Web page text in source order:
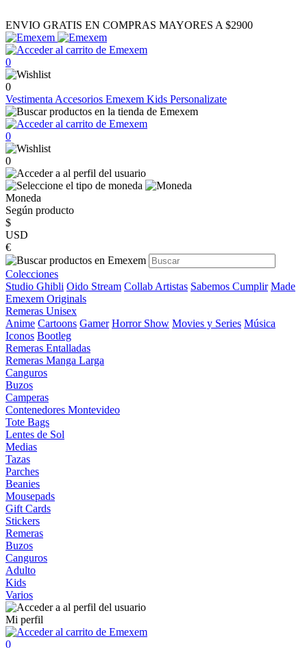
ENVIO GRATIS EN COMPRAS MAYORES A $2900
0
0
Vestimenta Accesorios Emexem Kids Personalizate
0
0
Moneda
Según producto
$
USD
€
Colecciones
Studio Ghibli Oido Stream Collab Artistas Sabemos Cumplir Made
Emexem Originals
Remeras Unisex
Anime Cartoons Gamer Horror Show Movies y Series Música
Iconos Bootleg
Remeras Entalladas
Remeras Manga Larga
Canguros
Buzos
Camperas
Contenedores Montevideo
Tote Bags
Lentes de Sol
Medias
Tazas
Parches
Beanies
Mousepads
Gift Cards
Stickers
Remeras
Buzos
Canguros
Adulto
Kids
Varios
Mi perfil
0